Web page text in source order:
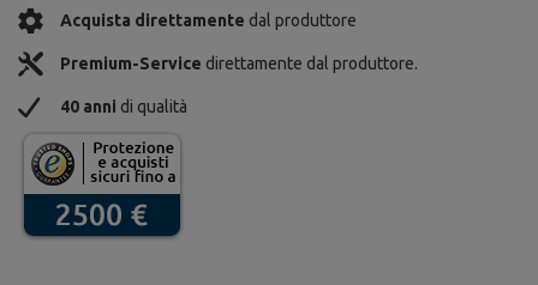
Acquista direttamente dal produttore
Premium-Service direttamente dal produttore.
40 anni di qualità